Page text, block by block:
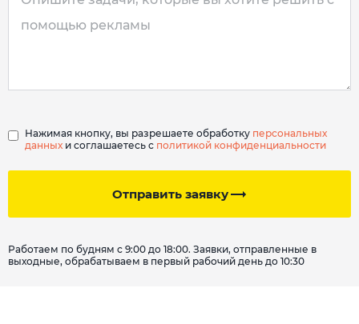
Отправить заявку
Нажимая кнопку, вы разрешаете обработку персональных
данных и соглашаетесь с политикой конфиденциальности
Работаем по будням с 9:00 до 18:00. Заявки, отправленные в
выходные, обрабатываем в первый рабочий день до 10:30